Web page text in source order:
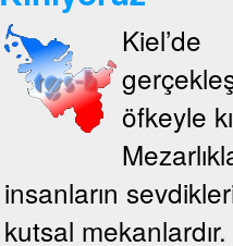
öfkeyle
insanların
kutsal